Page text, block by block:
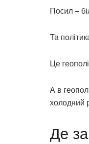
Посил –
Та
Це
А в
холодний
Де